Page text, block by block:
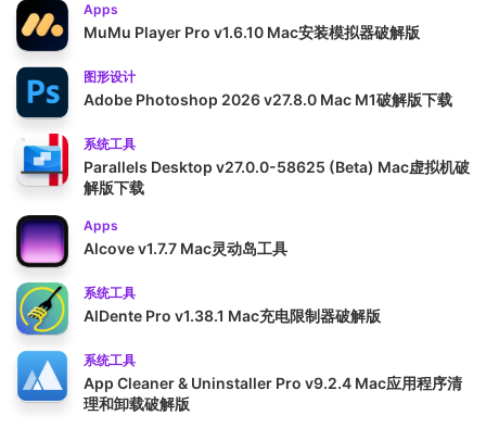
Apps
MuMu Player Pro v1.6.10 Mac安装模拟器破解版
图形设计
Adobe Photoshop 2026 v27.8.0 Mac M1破解版下载
系统工具
Parallels Desktop v27.0.0-58625 (Beta) Mac虚拟机破
解版下载
Apps
Alcove v1.7.7 Mac灵动岛工具
系统工具
AlDente Pro v1.38.1 Mac充电限制器破解版
系统工具
App Cleaner & Uninstaller Pro v9.2.4 Mac应用程序清
理和卸载破解版